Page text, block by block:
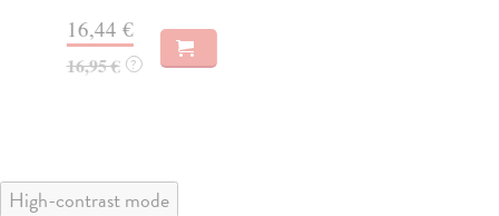
16,44 €
16,95 € ?
High-contrast mode